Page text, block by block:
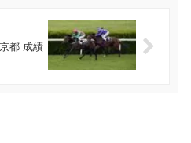
都 成績